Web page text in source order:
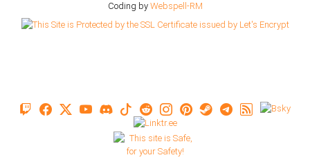
Coding by Webspell-RM